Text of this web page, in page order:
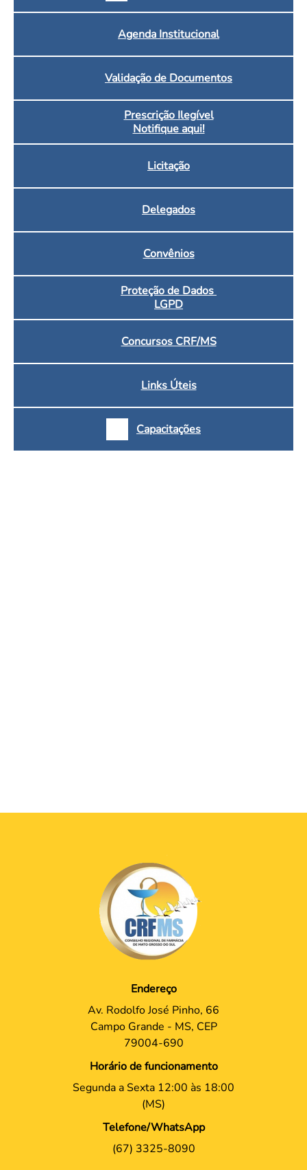
Agenda Institucional
Validação de Documentos
Prescrição Ilegível
Notifique aqui!
Licitação
Delegados
Convênios
Proteção de Dados
LGPD
Concursos CRF/MS
Links Úteis
Capacitações
Endereço
Av. Rodolfo José Pinho, 66
Campo Grande - MS, CEP
79004-690
Horário de funcionamento
Segunda a Sexta 12:00 às 18:00
(MS)
Telefone/WhatsApp
(67) 3325-8090